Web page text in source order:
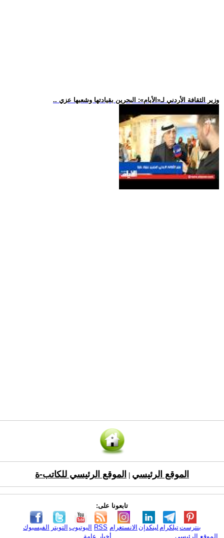
.. وزير الثقافة الأردني لـ«الأيام»: البحرين بقيادتها وشعبها عزي
الموقع الرئيسي الموقع الرئيسي للكاتب-ة
تابعونا على:
الفيسبوك التويتر اليوتيوب RSS الانستغرام لينكدإن تيلكرامبنترست
الموقع الرئيسي
أخبار عامة